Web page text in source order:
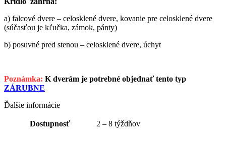
a) falcové dvere – celosklené dvere, kovanie pre celosklené dvere
(súčasťou je kľučka, zámok, pánty)
b) posuvné pred stenou – celosklené dvere, úchyt
Poznámka: K dverám je potrebné objednať tento typ
ZÁRUBNE
Ďalšie informácie
Dostupnosť 2 – 8 týždňov